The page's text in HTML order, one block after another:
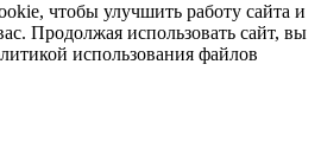
чтобы улучшить работу сайта и
Продолжая использовать сайт, вы
использования файлов